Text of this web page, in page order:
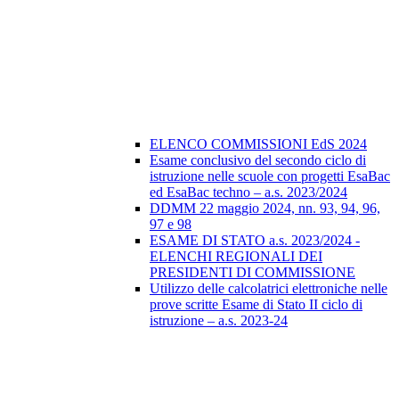
ELENCO COMMISSIONI EdS 2024
Esame conclusivo del secondo ciclo di
istruzione nelle scuole con progetti EsaBac
ed EsaBac techno – a.s. 2023/2024
DDMM 22 maggio 2024, nn. 93, 94, 96,
97 e 98
ESAME DI STATO a.s. 2023/2024 -
ELENCHI REGIONALI DEI
PRESIDENTI DI COMMISSIONE
Utilizzo delle calcolatrici elettroniche nelle
prove scritte Esame di Stato II ciclo di
istruzione – a.s. 2023-24